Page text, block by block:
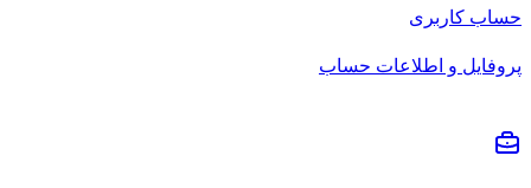
حساب کاربری
پروفایل و اطلاعات حساب